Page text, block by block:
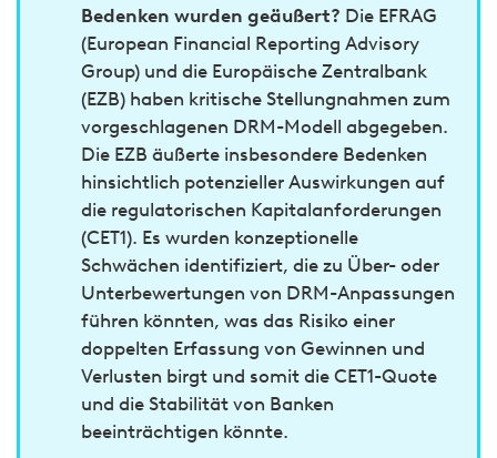
Bedenken wurden geäußert? Die EFRAG
(European Financial Reporting Advisory
Group) und die Europäische Zentralbank
(EZB) haben kritische Stellungnahmen zum
vorgeschlagenen DRM-Modell abgegeben.
Die EZB äußerte insbesondere Bedenken
hinsichtlich potenzieller Auswirkungen auf
die regulatorischen Kapitalanforderungen
(CET1). Es wurden konzeptionelle
Schwächen identifiziert, die zu Über- oder
Unterbewertungen von DRM-Anpassungen
führen könnten, was das Risiko einer
doppelten Erfassung von Gewinnen und
Verlusten birgt und somit die CET1-Quote
und die Stabilität von Banken
beeinträchtigen könnte.